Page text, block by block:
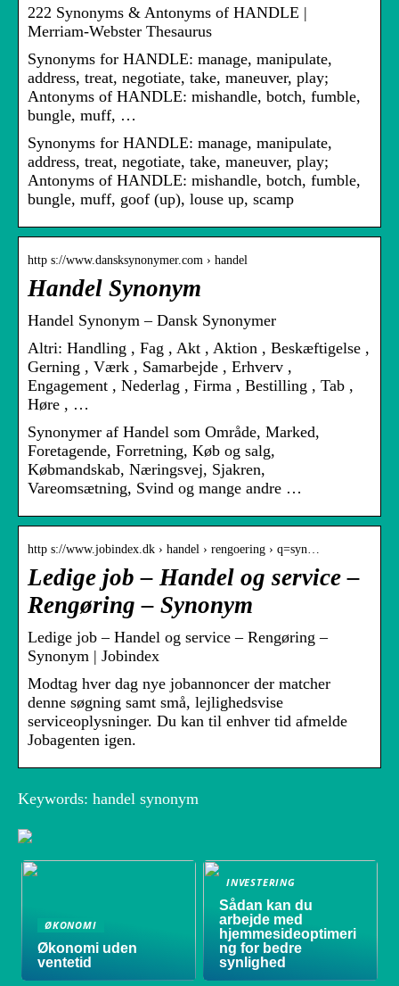
222 Synonyms & Antonyms of HANDLE |
Merriam-Webster Thesaurus
Synonyms for HANDLE: manage, manipulate,
address, treat, negotiate, take, maneuver, play;
Antonyms of HANDLE: mishandle, botch, fumble,
bungle, muff, …
Synonyms for HANDLE: manage, manipulate,
address, treat, negotiate, take, maneuver, play;
Antonyms of HANDLE: mishandle, botch, fumble,
bungle, muff, goof (up), louse up, scamp
http s://www.dansksynonymer.com › handel
Handel Synonym
Handel Synonym – Dansk Synonymer
Altri: Handling , Fag , Akt , Aktion , Beskæftigelse ,
Gerning , Værk , Samarbejde , Erhverv ,
Engagement , Nederlag , Firma , Bestilling , Tab ,
Høre , …
Synonymer af Handel som Område, Marked,
Foretagende, Forretning, Køb og salg,
Købmandskab, Næringsvej, Sjakren,
Vareomsætning, Svind og mange andre …
http s://www.jobindex.dk › handel › rengoering › q=syn…
Ledige job – Handel og service –
Rengøring – Synonym
Ledige job – Handel og service – Rengøring –
Synonym | Jobindex
Modtag hver dag nye jobannoncer der matcher
denne søgning samt små, lejlighedsvise
serviceoplysninger. Du kan til enhver tid afmelde
Jobagenten igen.
Keywords: handel synonym
ØKONOMI
Økonomi uden
ventetid
INVESTERING
Sådan kan du
arbejde med
hjemmesideoptimeri
ng for bedre
synlighed